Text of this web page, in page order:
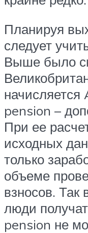
Планируя
следует
Выше было
pension –
При ее
исходных
только
объеме
взносов. Так
люди
pension не